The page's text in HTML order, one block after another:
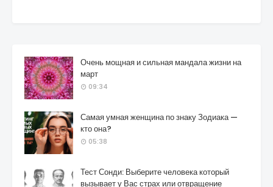
Очень мощная и сильная мандала жизни на
март
09:34
Самая умная женщина по знаку Зодиака —
кто она?
05:38
Тест Сонди: Выберите человека который
вызывает у Вас страх или отвращение